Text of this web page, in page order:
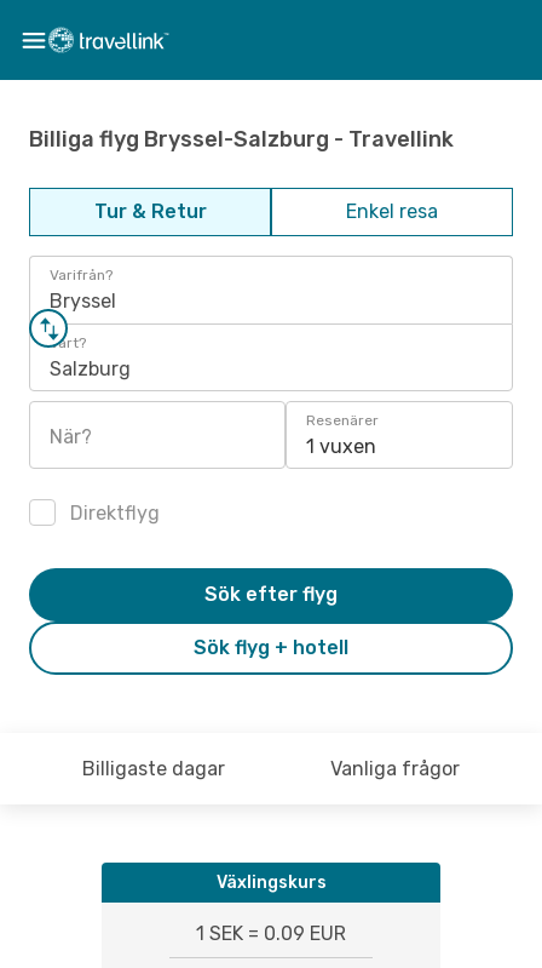
Billiga flyg Bryssel-Salzburg - Travellink
Tur & Retur Enkel resa
Varifrån?
Bryssel
Vart?
Salzburg
När?
Resenärer
1 vuxen
Direktflyg
Sök flyg + hotell
Sök efter flyg
Billigaste dagar Vanliga frågor
Växlingskurs
1 SEK = 0.09 EUR